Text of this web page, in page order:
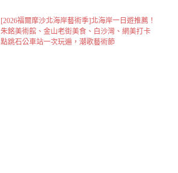
[2026福爾摩沙北海岸藝術季]北海岸一日遊推薦！
朱銘美術館、金山老街美食、白沙灣、網美打卡
點跳石公車站一次玩遍，潮歌藝術節